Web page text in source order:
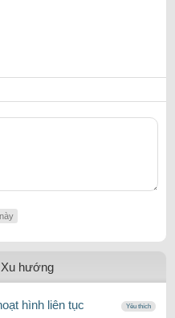
Xu hướng
hình liên tục Yêu thích